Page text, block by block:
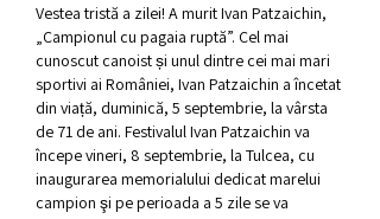
Vestea tristă a zilei! A murit Ivan Patzaichin,
„Campionul cu pagaia ruptă”. Cel mai
cunoscut canoist și unul dintre cei mai mari
sportivi ai României, Ivan Patzaichin a încetat
din viață, duminică, 5 septembrie, la vârsta
de 71 de ani. Festivalul Ivan Patzaichin va
începe vineri, 8 septembrie, la Tulcea, cu
inaugurarea memorialului dedicat marelui
campion şi pe perioada a 5 zile se va